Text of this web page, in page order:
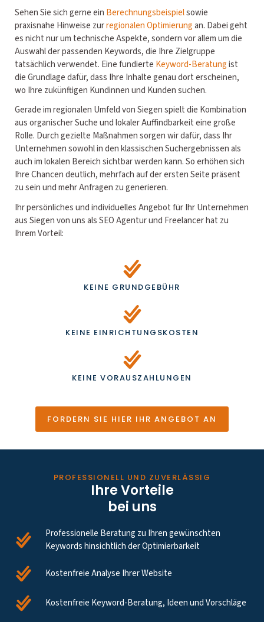
Sehen Sie sich gerne ein Berechnungsbeispielsowie
praxisnahe Hinweise zurregionalen Optimierungan. Dabei geht
es nicht nur um technische Aspekte, sondern vor allem um die
Auswahl der passenden Keywords, die Ihre Zielgruppe
tatsächlich verwendet. Eine fundierte Keyword-Beratungist
die Grundlage dafür, dass Ihre Inhalte genau dort erscheinen,
wo Ihre zukünftigen Kundinnen und Kunden suchen.
Gerade im regionalen Umfeld von Siegen spielt die Kombination
aus organischer Suche und lokaler Auffindbarkeit eine große
Rolle. Durch gezielte Maßnahmen sorgen wir dafür, dass Ihr
Unternehmen sowohl in den klassischen Suchergebnissen als
auch im lokalen Bereich sichtbar werden kann. So erhöhen sich
Ihre Chancen deutlich, mehrfach auf der ersten Seite präsent
zu sein und mehr Anfragen zu generieren.
Ihr persönliches und individuelles Angebot für Ihr Unternehmen
aus Siegen von uns als SEO Agentur und Freelancer hat zu
Ihrem Vorteil:
KEINE GRUNDGEBÜHR
KEINE EINRICHTUNGSKOSTEN
KEINE VORAUSZAHLUNGEN
FORDERN SIE HIER IHR ANGEBOT AN
PROFESSIONELL UND ZUVERLÄSSIG
Ihre Vorteile
bei uns
Professionelle Beratung zu Ihren gewünschten
Keywords hinsichtlich der Optimierbarkeit
Kostenfreie Analyse Ihrer Website
Kostenfreie Keyword-Beratung, Ideen und Vorschläge